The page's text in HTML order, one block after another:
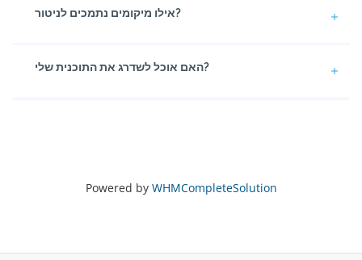
אילו מיקומים נתמכים לניטור?
האם אוכל לשדרג את התוכנית שלי?
Powered by WHMCompleteSolution